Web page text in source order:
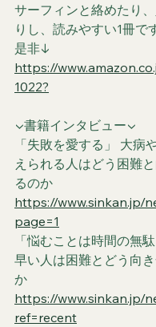
サーフィンと絡めたり
りし、読みやすい1冊で
是非↓
https://
1022?
▼書籍インタビュー▼
「失敗を愛する」 大病
えられる人はどう困難
るのか
https://www.sinkan.jp/
page=1
「悩むことは時間の無
早い人は困難とどう向
か
https://www.sinkan.jp/
ref=recent